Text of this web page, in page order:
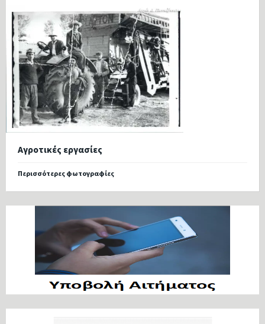
Αγροτικές εργασίες
Περισσότερες φωτογραφίες